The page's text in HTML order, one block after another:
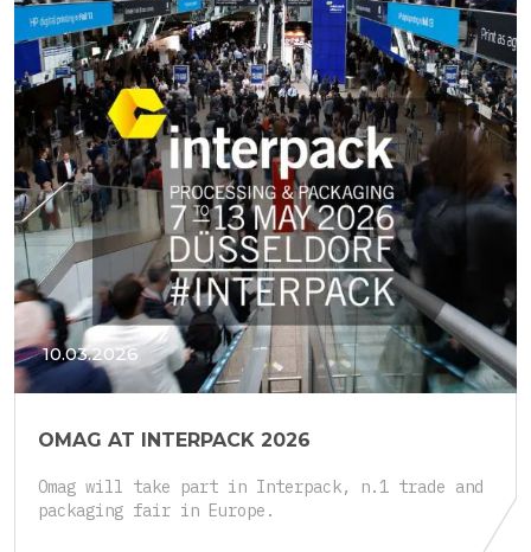
10.03.2026
OMAG AT INTERPACK 2026
Omag will take part in Interpack, n.1 trade and
packaging fair in Europe.